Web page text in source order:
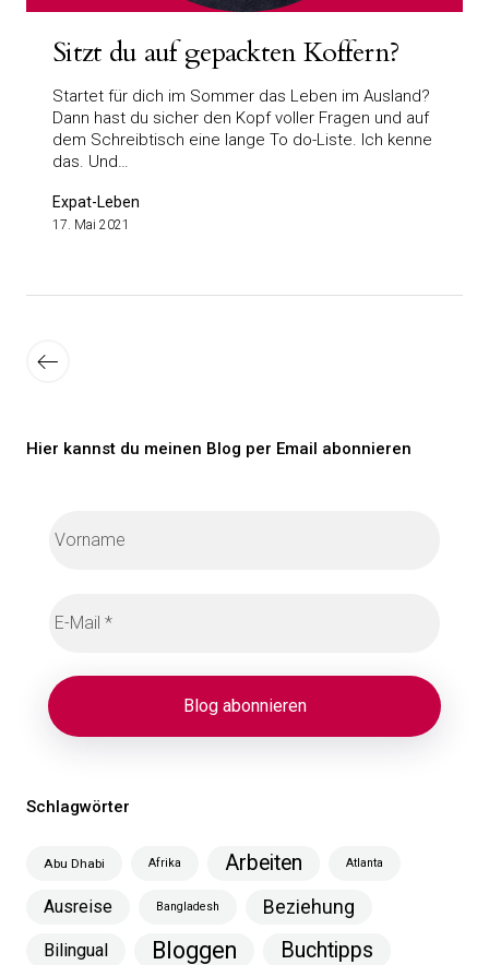
Sitzt du auf gepackten Koffern?
Startet für dich im Sommer das Leben im Ausland?
Dann hast du sicher den Kopf voller Fragen und auf
dem Schreibtisch eine lange To do-Liste. Ich kenne
das. Und…
Expat-Leben
17. Mai 2021
derBeiträge
Hier kannst du meinen Blog per Email abonnieren
Schlagwörter
Abu Dhabi Afrika Arbeiten Atlanta
Ausreise Bangladesh Beziehung
Bilingual Bloggen
Buchtipps